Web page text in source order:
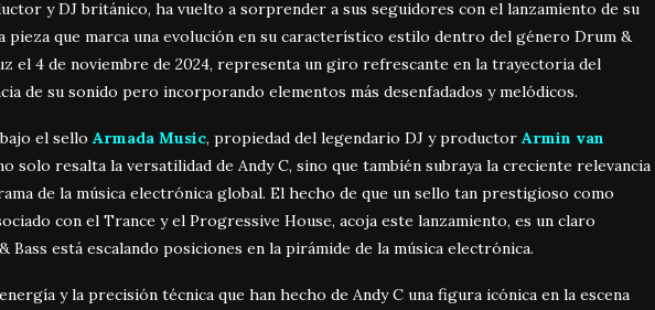
y DJ británico, ha vuelto a sorprender a sus seguidores con el lanzamiento de su
pieza que marca una evolución en su característico estilo dentro del género Drum &
el 4 de noviembre de 2024, representa un giro refrescante en la trayectoria del
de su sonido pero incorporando elementos más desenfadados y melódicos.
el sello Armada Music, propiedad del legendario DJ y productor Armin van
solo resalta la versatilidad de Andy C, sino que también subraya la creciente relevancia
de la música electrónica global. El hecho de que un sello tan prestigioso como
con el Trance y el Progressive House, acoja este lanzamiento, es un claro
Bass está escalando posiciones en la pirámide de la música electrónica.
y la precisión técnica que han hecho de Andy C una figura icónica en la escena